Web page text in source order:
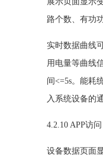
路个数、有功
实时数据曲线
用电量等曲线
间<=5s。能耗
入系统设备的
4.2.10 APP访问
设备数据页面